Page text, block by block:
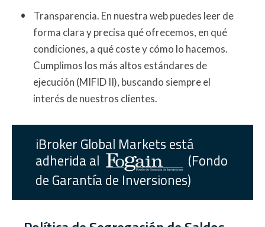
Transparencia. En nuestra web puedes leer de
forma clara y precisa qué ofrecemos, en qué
condiciones, a qué coste y cómo lo hacemos.
Cumplimos los más altos estándares de
ejecución (MIFID II), buscando siempre el
interés de nuestros clientes.
iBroker Global Markets está
adherida al
(Fondo
de Garantía de Inversiones)